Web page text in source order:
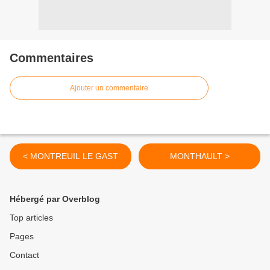
Commentaires
Ajouter un commentaire
< MONTREUIL LE GAST MONTHAULT >
Hébergé par Overblog
Top articles
Pages
Contact